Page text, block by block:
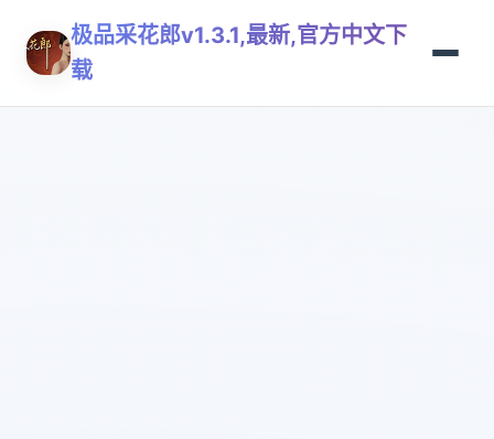
极品采花郎v1.3.1,最新,官方中文下
载